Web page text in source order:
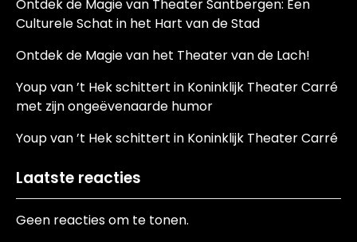
Ontdek de Magie van Theater Santbergen: Een
Culturele Schat in het Hart van de Stad
Ontdek de Magie van het Theater van de Lach!
Youp van ’t Hek schittert in Koninklijk Theater Carré
met zijn ongeëvenaarde humor
Youp van ’t Hek schittert in Koninklijk Theater Carré
Laatste reacties
Geen reacties om te tonen.